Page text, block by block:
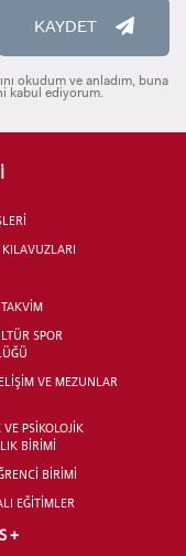
KAYDET
okudum ve anladım, buna
kabul ediyorum.
KILAVUZLARI
SPOR
VE MEZUNLAR
PSİKOLOJİK
BİRİMİ
BİRİMİ
EĞİTİMLER
+